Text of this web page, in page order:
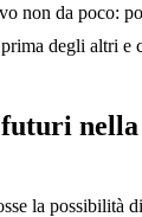
non da poco:
degli altri e
la possibilità